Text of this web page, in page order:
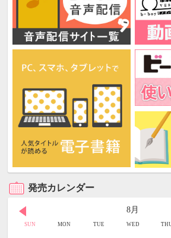
発売カレンダー
8月
SUN MON TUE WED